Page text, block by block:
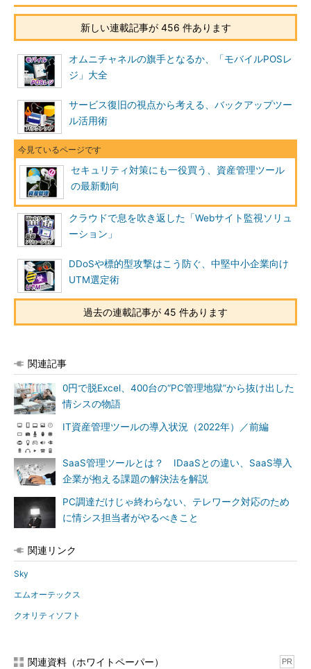
新しい連載記事が 456 件あります
オムニチャネルの旗手となるか、「モバイルPOSレ
ジ」大全
サービス復旧の視点から考える、バックアップツー
ル活用術
セキュリティ対策にも一役買う、資産管理ツール
の最新動向
クラウドで息を吹き返した「Webサイト監視ソリュ
ーション」
DDoSや標的型攻撃はこう防ぐ、中堅中小企業向け
UTM選定術
過去の連載記事が 45 件あります
関連記事
0円で脱Excel、400台の“PC管理地獄”から抜け出した
情シスの物語
IT資産管理ツールの導入状況（2022年）／前編
SaaS管理ツールとは？ IDaaSとの違い、SaaS導入
企業が抱える課題の解決法を解説
PC調達だけじゃ終わらない、テレワーク対応のため
に情シス担当者がやるべきこと
関連リンク
Sky
エムオーテックス
クオリティソフト
関連資料（ホワイトペーパー） PR